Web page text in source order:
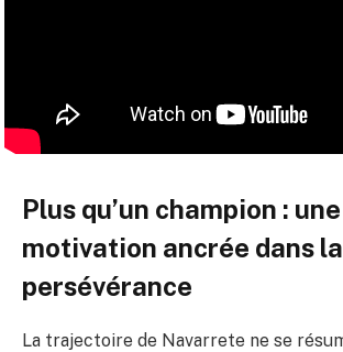
Plus qu’un champion : une
motivation ancrée dans la
persévérance
La trajectoire de Navarrete ne se